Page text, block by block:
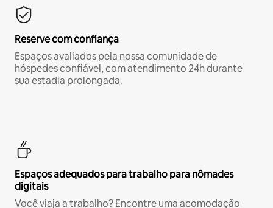
Reserve com confiança
Espaços avaliados pela nossa comunidade de
hóspedes confiável, com atendimento 24h durante
sua estadia prolongada.
Espaços adequados para trabalho para nômades
digitais
Você viaja a trabalho? Encontre uma acomodação